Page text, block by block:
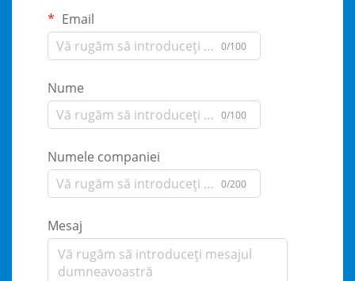
Email
0/100
Nume
0/100
Numele companiei
0/200
Mesaj